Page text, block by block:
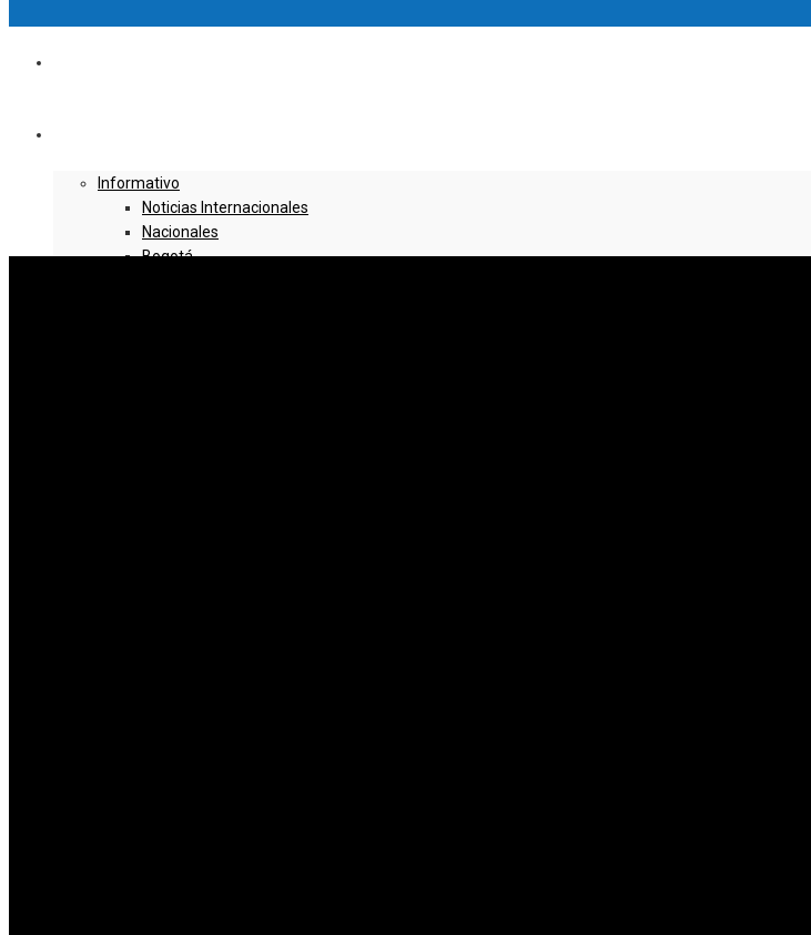
Informativo
Noticias Internacionales
Nacionales
Bogotá